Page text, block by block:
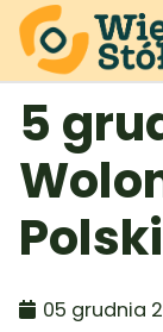
5
05 grudnia